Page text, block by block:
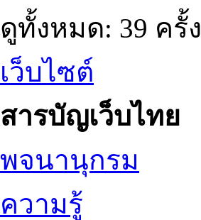
ดูทั้งหมด: 39 ครั้ง
เว็บไซต์
สารบัญเว็บไทย
พจนานุกรม
ความรู้